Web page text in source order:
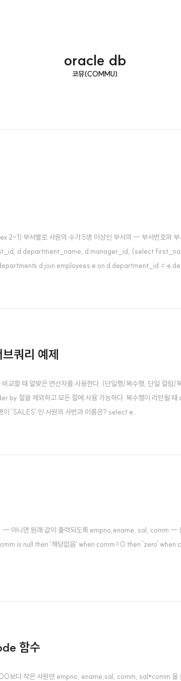
oracle db
코뮤(COMMU)
2-1) 부서별로 사원의 수가 5명 이상인 부서의 -- 부서번호와
d.department_name, d.manager_id, (select
d join employees e on d.department_id =
쿼리 예제
할 때 알맞은 연산자를 사용한다. (단일행/복수행, 단일 컬럼/
절을 제외하고 모든 절에 사용 가능하다. 복수행이 리턴될 때
이 'SALES' 인 사원의 사번과 이름은? select e..
-- 아니면 원래 값이 출력되도록 empno,ename, sal, comm --
is null then '해당없음' when comm=0 then 'zero'
함수
보다 작은 사원만 empno, ename,sal, comm, sal*comm 을